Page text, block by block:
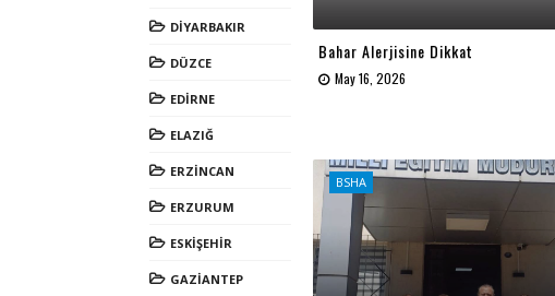
DİYARBAKIR
DÜZCE
EDİRNE
ELAZIĞ
ERZİNCAN
ERZURUM
ESKİŞEHİR
GAZİANTEP
Bahar Alerjisine Dikkat
May 16, 2026
BSHA